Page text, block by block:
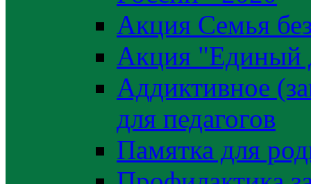
Акция Семья
Акция "Единый
Аддиктивное
для педагогов
Памятка для